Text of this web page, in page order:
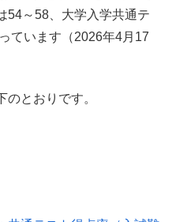
54～58、大学入学共通テ
ています（2026年4月17
のとおりです。